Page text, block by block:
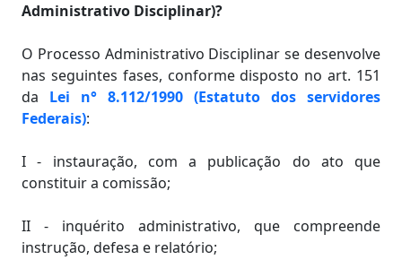
Administrativo Disciplinar)?
O Processo Administrativo Disciplinar se desenvolve
nas seguintes fases, conforme disposto no art. 151
da Lei n° 8.112/1990 (Estatuto dos servidores
Federais):
I - instauração, com a publicação do ato que
constituir a comissão;
II - inquérito administrativo, que compreende
instrução, defesa e relatório;